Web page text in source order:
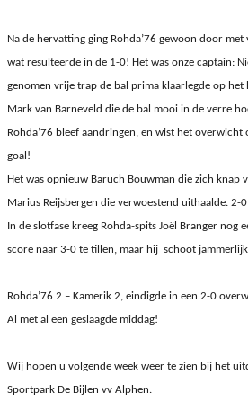
Na de hervatting ging Rohda’76 gewoon door met
wat resulteerde in de 1-0! Het was onze captain:
genomen vrije trap de bal prima klaarlegde op
Mark van Barneveld die de bal mooi in de verre
Rohda’76 bleef aandringen, en wist het overwicht
goal!
Het was opnieuw Baruch Bouwman die zich knap
Marius Reijsbergen die verwoestend uithaalde. 2-
In de slotfase kreeg Rohda-spits Joël Branger nog
score naar 3-0 te tillen, maar hij schoot
Rohda’76 2 – Kamerik 2, eindigde in een 2-0
Al met al een geslaagde middag!
Wij hopen u volgende week weer te zien bij het
Sportpark De Bijlen vv Alphen.